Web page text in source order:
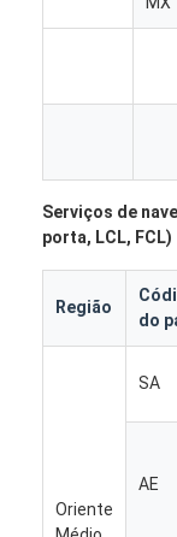
Converse
Frete
frete marítimo
Envio de
transporte
Serviços de
porta, LCL, FCL)
Região
do
Oriente
SA
AE